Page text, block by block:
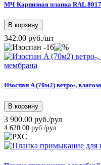
МЧ Карнизная планка RAL
В корзину
342.00 руб./шт
-16
Изоспан A (70м2) ветро-,
В корзину
3 900.00 руб./рул
4 620.00 руб./рул